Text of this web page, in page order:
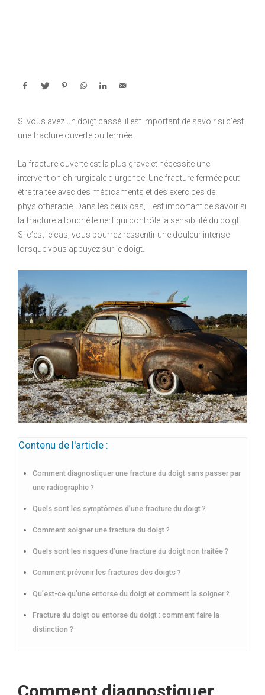
Si vous avez un doigt cassé, il est important de savoir si c’est
une fracture ouverte ou fermée.
La fracture ouverte est la plus grave et nécessite une
intervention chirurgicale d’urgence. Une fracture fermée peut
être traitée avec des médicaments et des exercices de
physiothérapie. Dans les deux cas, il est important de savoir si
la fracture a touché le nerf qui contrôle la sensibilité du doigt.
Si c’est le cas, vous pourrez ressentir une douleur intense
lorsque vous appuyez sur le doigt.
Contenu de l'article :
Comment diagnostiquer une fracture du doigt sans passer par
une radiographie ?
Quels sont les symptômes d’une fracture du doigt ?
Comment soigner une fracture du doigt ?
Quels sont les risques d’une fracture du doigt non traitée ?
Comment prévenir les fractures des doigts ?
Qu’est-ce qu’une entorse du doigt et comment la soigner ?
Fracture du doigt ou entorse du doigt : comment faire la
distinction ?